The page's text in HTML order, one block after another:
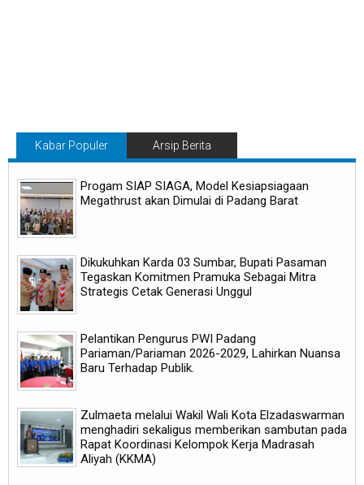
Kabar Populer Arsip Berita
Progam SIAP SIAGA, Model Kesiapsiagaan
Megathrust akan Dimulai di Padang Barat
Dikukuhkan Karda 03 Sumbar, Bupati Pasaman
Tegaskan Komitmen Pramuka Sebagai Mitra
Strategis Cetak Generasi Unggul
Pelantikan Pengurus PWI Padang
Pariaman/Pariaman 2026-2029, Lahirkan Nuansa
Baru Terhadap Publik.
Zulmaeta melalui Wakil Wali Kota Elzadaswarman
menghadiri sekaligus memberikan sambutan pada
Rapat Koordinasi Kelompok Kerja Madrasah
Aliyah (KKMA)